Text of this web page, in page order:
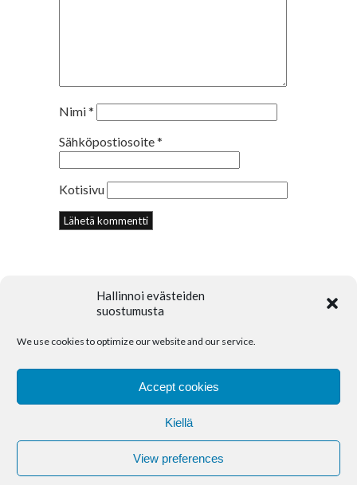
Hallinnoi evästeiden
suostumusta
We use cookies to optimize our website and our service.
Accept cookies
Kiellä
View preferences
Nimi*
Sähköpostiosoite*
Kotisivu
by
Dessign.net
2026